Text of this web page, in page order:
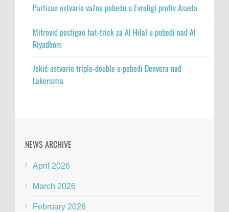
Partizan ostvario važnu pobedu u Evroligi protiv Asvela
Mitrović postigao hat-trick za Al Hilal u pobedi nad Al
Riyadhom
Jokić ostvario triple-double u pobedi Denvera nad
Lakersima
NEWS ARCHIVE
April 2026
March 2026
February 2026